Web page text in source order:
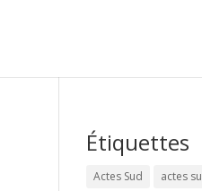
Étiquettes
Actes Sud
actes